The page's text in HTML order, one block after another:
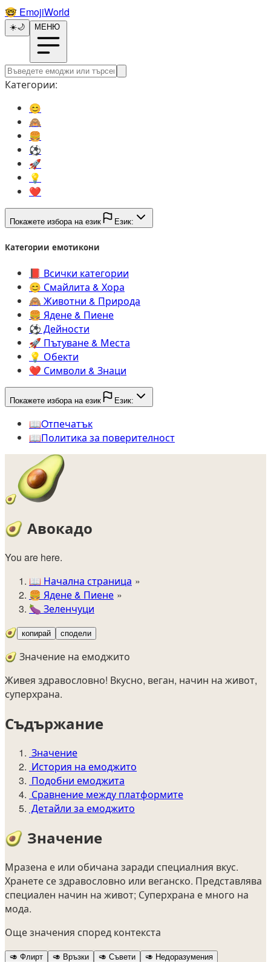
🤓️ EmojiWorld
☀️🌙 МЕНЮ
Категории:
😊️
🙈️
🍔️
⚽️
🚀️
💡️
❤️
Покажете избора на език Език:
Категории емотикони
📕️ Всички категории
😊️ Смайлита & Хора
🙈️ Животни & Природа
🍔️ Ядене & Пиене
⚽️ Дейности
🚀️ Пътуване & Места
💡️ Обекти
❤️ Символи & Знаци
Покажете избора на език Език:
📖️Oтпечатък
📖️Политика за поверителност
🥑
🥑 Авокадо
You are here.
📖 Начална страница
🍔️ Ядене & Пиене
🍆 Зеленчуци
🥑 копирай сподели
🥑 Значение на емоджито
Живея здравословно! Вкусно, веган, начин на живот,
суперхрана.
Съдържание
Значение
История на емоджито
Подобни емоджита
Сравнение между платформите
Детайли за емоджито
🥑 Значение
Мразена е или обичана заради специалния вкус.
Хранете се здравословно или веганско. Представлява
специален начин на живот; Суперхрана е много на
мода.
Още значения според контекста
🥑 Флирт 🥑 Връзки 🥑 Съвети 🥑 Недоразумения